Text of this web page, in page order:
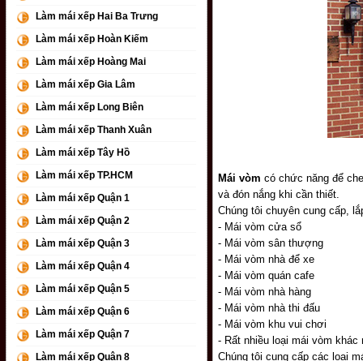
Làm mái xếp Hai Ba Trưng
Làm mái xếp Hoàn Kiếm
Làm mái xếp Hoàng Mai
Làm mái xếp Gia Lâm
Làm mái xếp Long Biên
Làm mái xếp Thanh Xuân
Làm mái xếp Tây Hồ
Làm mái xếp TP.HCM
Làm mái xếp Quận 1
Làm mái xếp Quận 2
Làm mái xếp Quận 3
Làm mái xếp Quận 4
Làm mái xếp Quận 5
Làm mái xếp Quận 6
Làm mái xếp Quận 7
Làm mái xếp Quận 8
Mái vòm có chức năng để
và đón nắng khi cần thiết.
Chúng tôi chuyên cung cấp,
- Mái vòm cửa sổ
- Mái vòm sân thượng
- Mái vòm nhà để xe
- Mái vòm quán cafe
- Mái vòm nhà hàng
- Mái vòm nhà thi đấu
- Mái vòm khu vui chơi
- Rất nhiều loại mái vòm khác
Chúng tôi cung cấp các loại